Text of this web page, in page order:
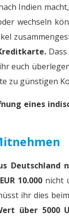
Indien
wechseln
euch
zu günstigen
eines
10.000 nicht
ihr dies
über 5000